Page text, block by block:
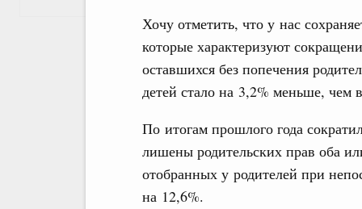
Хочу отметить, что у нас
которые характеризуют
оставшихся без попечения
детей стало на 3,2% меньше, чем
По итогам прошлого года
лишены родительских прав оба
отобранных у родителей при
на 12,6%.